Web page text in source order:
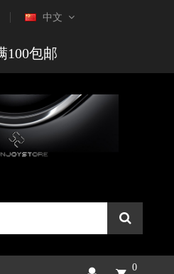
中文
100包邮
0